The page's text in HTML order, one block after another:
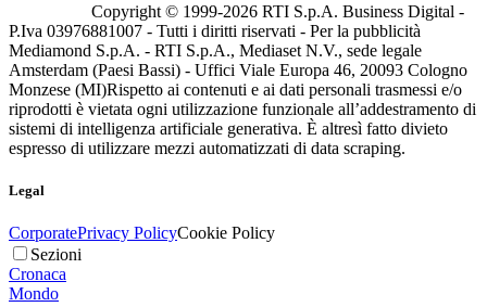
Copyright © 1999-2026 RTI S.p.A. Business Digital -
P.Iva 03976881007 - Tutti i diritti riservati - Per la pubblicità
Mediamond S.p.A. - RTI S.p.A., Mediaset N.V., sede legale
Amsterdam (Paesi Bassi) - Uffici Viale Europa 46, 20093 Cologno
Monzese (MI)Rispetto ai contenuti e ai dati personali trasmessi e/o
riprodotti è vietata ogni utilizzazione funzionale all’addestramento di
sistemi di intelligenza artificiale generativa. È altresì fatto divieto
espresso di utilizzare mezzi automatizzati di data scraping.
Legal
CorporatePrivacy PolicyCookie Policy
Sezioni
Cronaca
Mondo